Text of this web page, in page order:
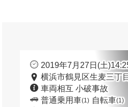
2019年7月27日(土
横浜市鶴見区生麦三丁
車両相互 小破事故
普通乗用車(1) 自転車(1)